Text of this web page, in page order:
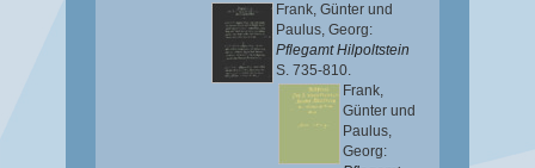
Frank, Günter und
Paulus, Georg:
Pflegamt Hilpoltstein
S. 735-810.
Frank,
Günter und
Paulus,
Georg: